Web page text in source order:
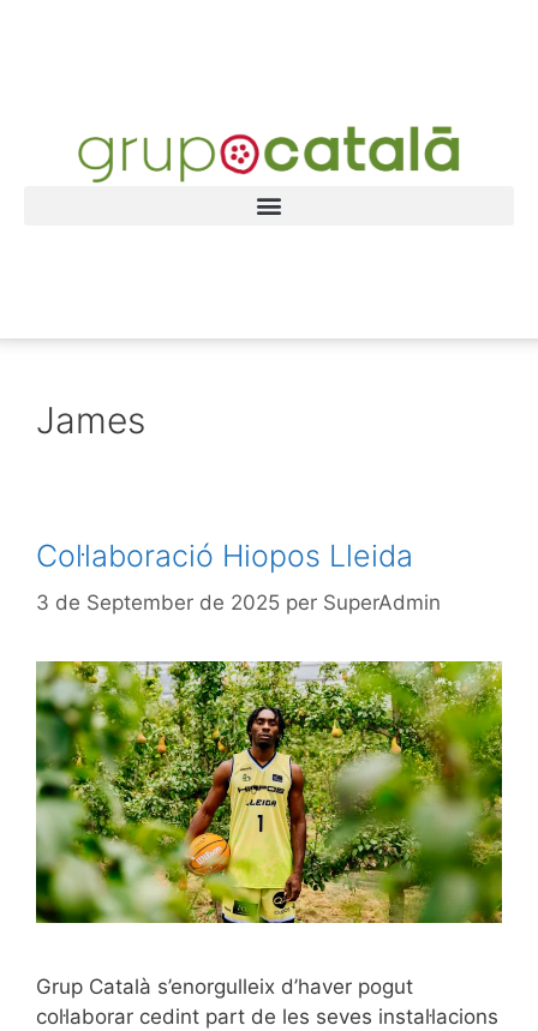
James
Col·laboració Hiopos Lleida
3 de September de 2025 per SuperAdmin
Grup Català s’enorgulleix d’haver pogut
col·laborar cedint part de les seves instal·lacions